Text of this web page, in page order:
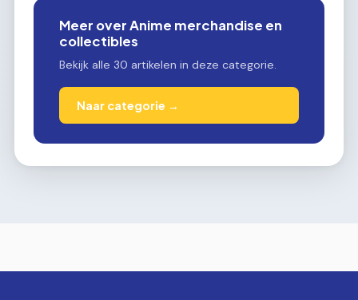
Meer over Anime merchandise en
collectibles
Bekijk alle 30 artikelen in deze categorie.
Naar categorie →